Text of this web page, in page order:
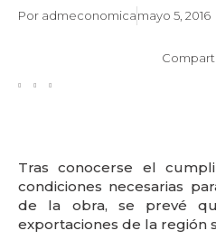
Por admeconomicamayo 5, 2016
Tras conocerse el
condiciones necesarias
de la obra, se prevé
exportaciones de la región